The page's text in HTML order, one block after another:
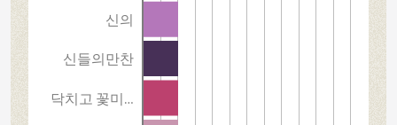
신의
신들의만찬
닥치고 꽃미…